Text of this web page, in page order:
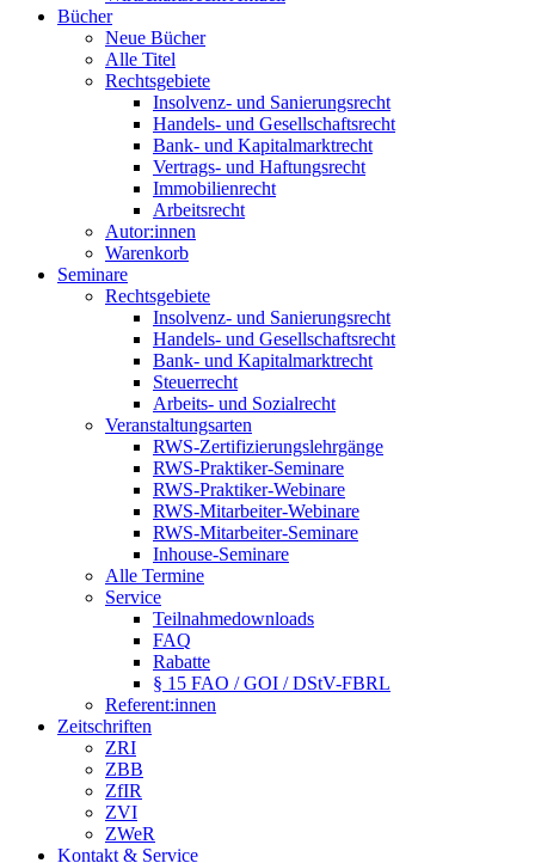
Bücher
Neue Bücher
Alle Titel
Rechtsgebiete
Insolvenz- und Sanierungsrecht
Handels- und Gesellschaftsrecht
Bank- und Kapitalmarktrecht
Vertrags- und Haftungsrecht
Immobilienrecht
Arbeitsrecht
Autor:innen
Warenkorb
Seminare
Rechtsgebiete
Insolvenz- und Sanierungsrecht
Handels- und Gesellschaftsrecht
Bank- und Kapitalmarktrecht
Steuerrecht
Arbeits- und Sozialrecht
Veranstaltungsarten
RWS-Zertifizierungslehrgänge
RWS-Praktiker-Seminare
RWS-Praktiker-Webinare
RWS-Mitarbeiter-Webinare
RWS-Mitarbeiter-Seminare
Inhouse-Seminare
Alle Termine
Service
Teilnahmedownloads
FAQ
Rabatte
§ 15 FAO / GOI / DStV-FBRL
Referent:innen
Zeitschriften
ZRI
ZBB
ZfIR
ZVI
ZWeR
Kontakt & Service